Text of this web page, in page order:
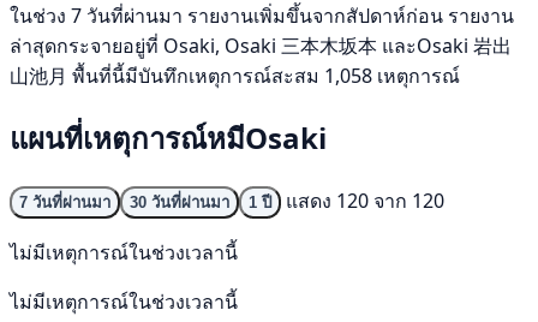
ในช่วง 7 วันที่ผ่านมา รายงานเพิ่มขึ้นจากสัปดาห์ก่อน รายงาน
ล่าสุดกระจายอยู่ที่ Osaki, Osaki 三本木坂本 และOsaki 岩出
山池月 พื้นที่นี้มีบันทึกเหตุการณ์สะสม 1,058 เหตุการณ์
แผนที่เหตุการณ์หมีOsaki
7 วันที่ผ่านมา 30 วันที่ผ่านมา 1 ปี
แสดง 120 จาก 120
ไม่มีเหตุการณ์ในช่วงเวลานี้
ไม่มีเหตุการณ์ในช่วงเวลานี้